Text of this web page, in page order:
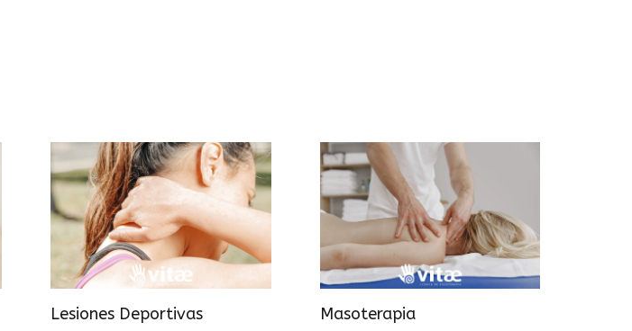
Lesiones Deportivas Masoterapia